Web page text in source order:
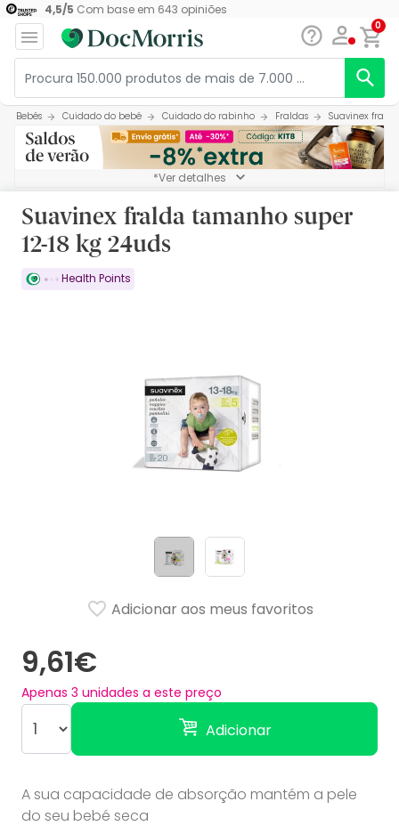
4,5/5 Com base em 643 opiniões
0
Bebés Cuidado do bebé Cuidado do rabinho Fraldas Suavinex
*Ver detalhes
Suavinex fralda tamanho super
12-18 kg 24uds
Health Points
9,61€
Apenas 3 unidades a este preço
Adicionar
Adicionar aos meus favoritos
A sua capacidade de absorção mantém a pele
do seu bebé seca